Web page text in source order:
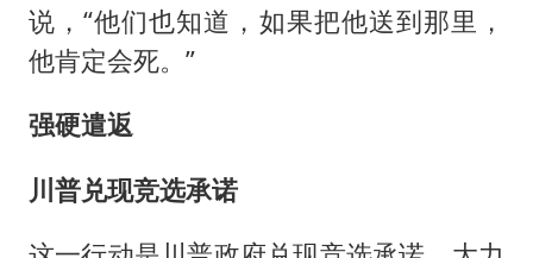
说，“他们也知道，如果把他送到那里，
他肯定会死。”
强硬遣返
川普兑现竞选承诺